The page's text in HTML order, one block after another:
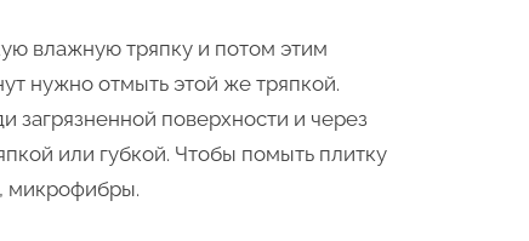
влажную тряпку и потом этим
нужно отмыть этой же тряпкой.
загрязненной поверхности и через
или губкой. Чтобы помыть плитку
микрофибры.